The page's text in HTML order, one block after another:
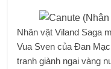
Nhân vật Viland Saga
Vua Sven của Đan
tranh giành ngai vàng